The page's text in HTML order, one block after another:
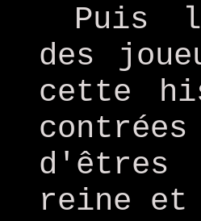
Puis
des
cette
d'êtres
reine et